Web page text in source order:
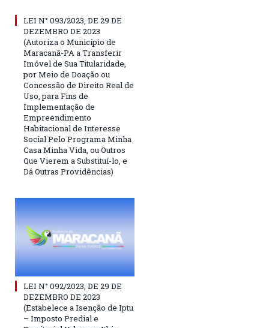
LEI N° 093/2023, DE 29 DE
DEZEMBRO DE 2023
(Autoriza o Município de
Maracanã-PA a Transferir
Imóvel de Sua Titularidade,
por Meio de Doação ou
Concessão de Direito Real de
Uso, para Fins de
Implementação de
Empreendimento
Habitacional de Interesse
Social Pelo Programa Minha
Casa Minha Vida, ou Outros
Que Vierem a Substituí-lo, e
Dá Outras Providências)
LEI N° 092/2023, DE 29 DE
DEZEMBRO DE 2023
(Estabelece a Isenção de Iptu
– Imposto Predial e